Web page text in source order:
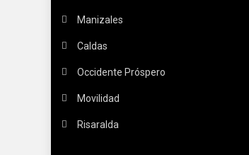
Manizales
Caldas
Occidente Próspero
Movilidad
Risaralda